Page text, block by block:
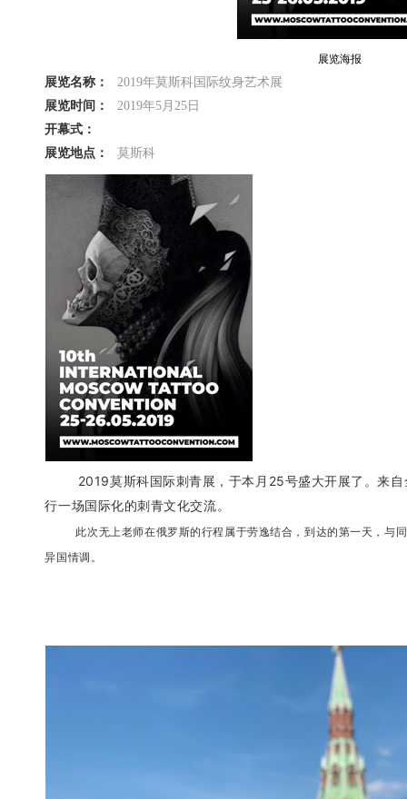
展览海报
展览名称：
2019年莫斯科国际纹身艺术展
展览时间：
2019年5月25日
开幕式：
展览地点：
莫斯科
2019莫斯科国际刺青展，于本月25号盛大开展了。来自
行一场国际化的刺青文化交流。
此次无上老师在俄罗斯的行程属于劳逸结合，到达的第一天，与
异国情调。